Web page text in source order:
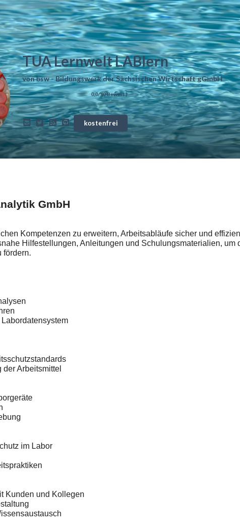
TUA Lernwelt LABlern
vonbsw - Bildungswerk der Sächsischen Wirtschaft gGmbH
0,0/ (0Bewert.)
kostenfrei